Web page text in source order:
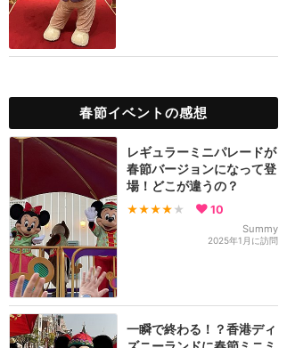
春節イベントの感想
レギュラーミニパレードが
春節バージョンになって登
場！どこが違うの？
★★★★ ★ 10
Summy
2025年1月に訪問
一瞬で終わる！？香港ディ